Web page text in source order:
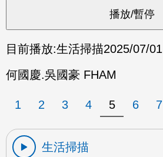
目前播放:生活掃描2025/07/01
何國慶.吳國豪 FHAM
1 2 3 4 5 6 7
生活掃描